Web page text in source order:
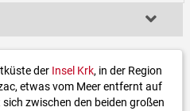
der Insel Krk, in der Region
etwas vom Meer entfernt auf
zwischen den beiden großen